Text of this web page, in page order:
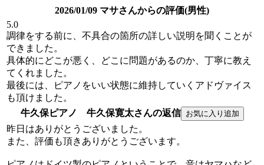
2026/01/09 マサさんからの評価(男性)
5.0
調律をする前に、不具合の箇所の詳しい説明を聞くことが
できました。
具体的にどこが悪く、どこに問題があるのか、丁寧に教え
てくれました。
最後には、ピアノをいい状態に維持していくアドヴァイス
も頂けました。
牛久保ピアノ 牛久保寛太さんの返信
昨日はありがとうございました。
また、評価も頂きありがとうございます。